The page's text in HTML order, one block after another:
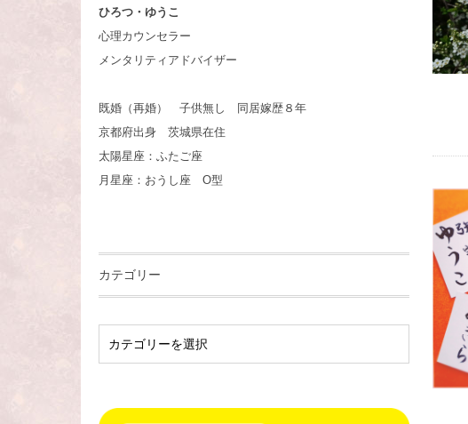
ひろつ・ゆうこ
心理カウンセラー
メンタリティアドバイザー
既婚（再婚） 子供無し 同居嫁歴８年
京都府出身 茨城県在住
太陽星座：ふたご座
月星座：おうし座 O型
カテゴリー